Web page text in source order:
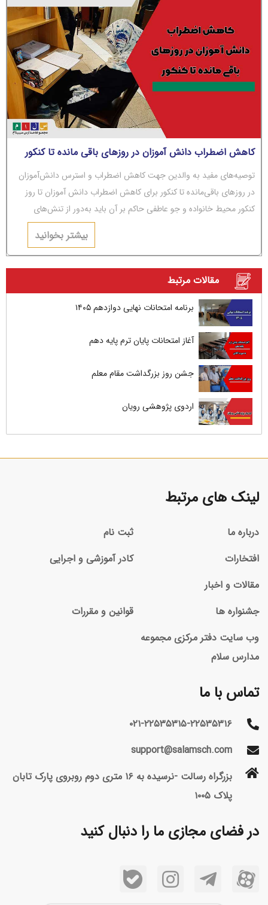
کاهش اضطراب دانش آموزان در روزهای باقی مانده تا کنکور
توصیه‌های مفید به والدین جهت کاهش اضطراب و استرس دانش‌آموزان
در روزهای باقی‌مانده تا کنکور برای کاهش اضطراب دانش آموزان تا روز
کنکور محیط خانواده و جو عاطفی حاکم بر آن باید به‌دور از تنش‌های
بیشتر بخوانید
مقالات مرتبط
برنامه امتحانات نهایی دوازدهم ۱۴۰۵
آغاز امتحانات پایان ترم پایه دهم
جشن روز بزرگداشت مقام معلم
اردوی پژوهشی رویان
لینک های مرتبط
درباره ما
ثبت نام
افتخارات
کادر آموزشی و اجرایی
مقالات و اخبار
جشنواره ها
قوانین و مقررات
وب سایت دفتر مرکزی مجموعه
مدارس سلام
تماس با ما
۰۲۱-۲۲۵۳۵۳۱۵-۲۲۵۳۵۳۱۶
support@salamsch.com
بزرگراه رسالت -نرسیده به ۱۶ متری دوم روبروی پارک تابان
پلاک ۱۰۰۵
در فضای مجازی ما را دنبال کنید